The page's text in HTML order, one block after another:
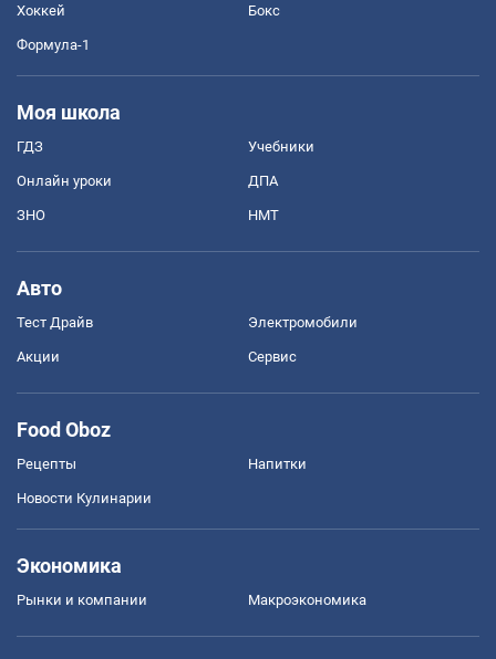
Хоккей Бокс
Формула-1
Моя школа
ГДЗ Учебники
Онлайн уроки ДПА
ЗНО НМТ
Авто
Тест Драйв Электромобили
Акции Сервис
Food Oboz
Рецепты Напитки
Новости Кулинарии
Экономика
Рынки и компании Mакроэкономика